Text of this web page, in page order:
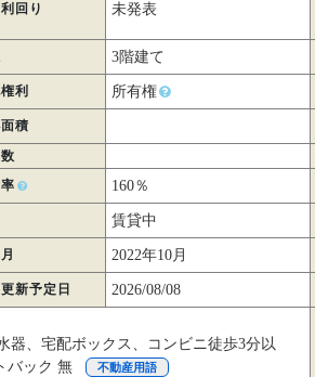
回り 未発表
3階建て
利 所有権
積
160％
賃貸中
2022年10月
新予定日 2026/08/08
器、宅配ボックス、コンビニ徒歩3分以
バック 無
不動産用語